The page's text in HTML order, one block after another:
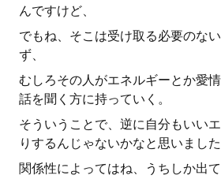
んですけど、
でもね、そこは受け取る必要のな
ず、
むしろその人がエネルギーとか愛
話を聞く方に持っていく。
そういうことで、逆に自分もいい
りするんじゃないかなと思いました
関係性によってはね、うちしか出